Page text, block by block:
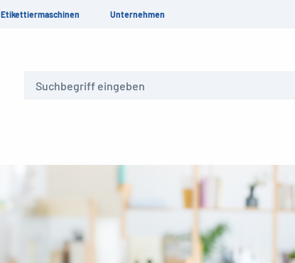
Etikettiermaschinen Unternehmen